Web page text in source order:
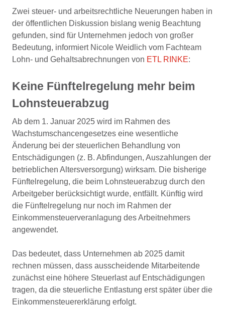
Zwei steuer- und arbeitsrechtliche Neuerungen haben in
der öffentlichen Diskussion bislang wenig Beachtung
gefunden, sind für Unternehmen jedoch von großer
Bedeutung, informiert Nicole Weidlich vom Fachteam
Lohn- und Gehaltsabrechnungen von ETL RINKE:
Keine Fünftelregelung mehr beim
Lohnsteuerabzug
Ab dem 1. Januar 2025 wird im Rahmen des
Wachstumschancengesetzes eine wesentliche
Änderung bei der steuerlichen Behandlung von
Entschädigungen (z. B. Abfindungen, Auszahlungen der
betrieblichen Altersversorgung) wirksam. Die bisherige
Fünftelregelung, die beim Lohnsteuerabzug durch den
Arbeitgeber berücksichtigt wurde, entfällt. Künftig wird
die Fünftelregelung nur noch im Rahmen der
Einkommensteuerveranlagung des Arbeitnehmers
angewendet.
Das bedeutet, dass Unternehmen ab 2025 damit
rechnen müssen, dass ausscheidende Mitarbeitende
zunächst eine höhere Steuerlast auf Entschädigungen
tragen, da die steuerliche Entlastung erst später über die
Einkommensteuererklärung erfolgt.